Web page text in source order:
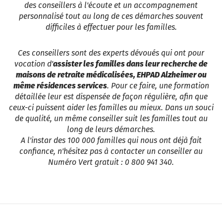
des conseillers à l'écoute et un accompagnement
personnalisé tout au long de ces démarches souvent
difficiles à effectuer pour les familles.
Ces conseillers sont des experts dévoués qui ont pour
vocation d'assister les familles dans leur recherche de
maisons de retraite médicalisées, EHPAD Alzheimer ou
même résidences services. Pour ce faire, une formation
détaillée leur est dispensée de façon régulière, afin que
ceux-ci puissent aider les familles au mieux. Dans un souci
de qualité, un même conseiller suit les familles tout au
long de leurs démarches.
A l'instar des 100 000 familles qui nous ont déjà fait
confiance, n'hésitez pas à contacter un conseiller au
Numéro Vert gratuit : 0 800 941 340.